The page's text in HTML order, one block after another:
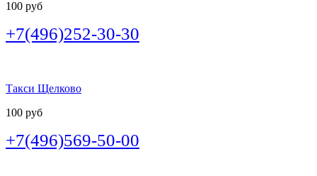
100 руб
+7(496)252-30-30
Такси Щелково
100 руб
+7(496)569-50-00